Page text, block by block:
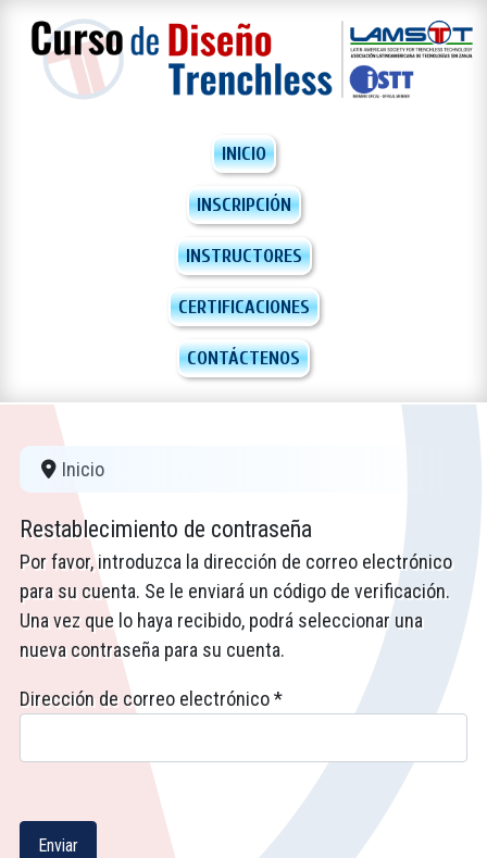
INICIO
INSCRIPCIÓN
INSTRUCTORES
CERTIFICACIONES
CONTÁCTENOS
Inicio
Restablecimiento de contraseña
Por favor, introduzca la dirección de correo electrónico
para su cuenta. Se le enviará un código de verificación.
Una vez que lo haya recibido, podrá seleccionar una
nueva contraseña para su cuenta.
Dirección de correo electrónico*
Enviar